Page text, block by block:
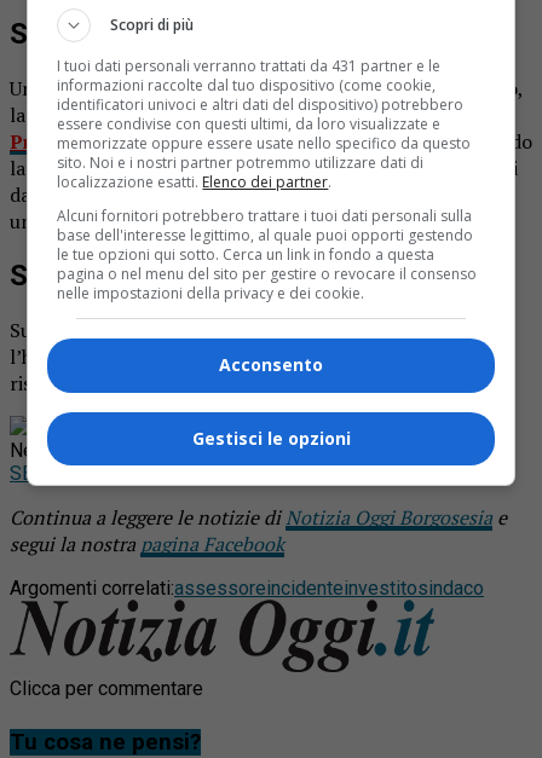
Sindaco investito dall’assessore
Un incidente stradale ha visto protagonista, suo malgrado,
la sindaca di Vigliano Biellese. Lo raccontaLa Nuova
Provincia di Biella. La prima cittadina stava attraversando
la strada, al termine del consiglio comunale, a pochi metri
dal municipio, quando è stata urtata accidentalmente da
un’auto. Al volante uno degli assessori comunali.
Spalla fratturata
Sul posto sono intervenuti gli operatori del 118, che
l’hanno accompagnata all’ospedale. Qui le è stata
riscontrata la frattura di una spalla.
Rimani aggiornato seguendoci su Google
News!
SEGUICI
Continua a leggere le notizie diNotizia Oggi Borgosesia e
segui la nostra pagina Facebook
Argomenti correlati:assessoreincidenteinvestitosindaco
Clicca per commentare
Tu cosa ne pensi?
Scopri di più
I tuoi dati personali verranno trattati da 431 partner e le
informazioni raccolte dal tuo dispositivo (come cookie,
identificatori univoci e altri dati del dispositivo) potrebbero
essere condivise con questi ultimi, da loro visualizzate e
memorizzate oppure essere usate nello specifico da questo
sito. Noi e i nostri partner potremmo utilizzare dati di
localizzazione esatti. Elenco dei partner.
Alcuni fornitori potrebbero trattare i tuoi dati personali sulla
base dell'interesse legittimo, al quale puoi opporti gestendo
le tue opzioni qui sotto. Cerca un link in fondo a questa
pagina o nel menu del sito per gestire o revocare il consenso
nelle impostazioni della privacy e dei cookie.
Acconsento
Gestisci le opzioni